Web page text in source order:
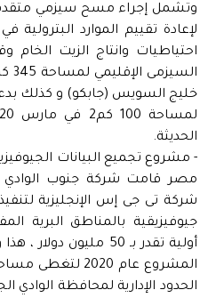
وتشمل إجراء مسح سيزمي
لإعادة تقييم الموارد
احتياطيات وانتاج الزيت
خليج السويس (جابكو) و كذلك
الحديثة.
- مشروع تجميع البيانات
مصر قامت شركة جنوب الوادي
شركة تى جى إس الإنجليزية
جيوفيزيقية بالمناطق البرية
أولية تقدر بـ 50 مليون
الحدود الإدارية لمحافظة الوادي